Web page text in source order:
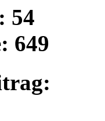
54
649